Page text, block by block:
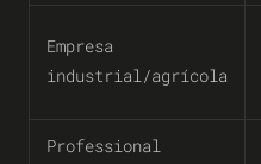
Empresa
industrial/agrícola
Professional